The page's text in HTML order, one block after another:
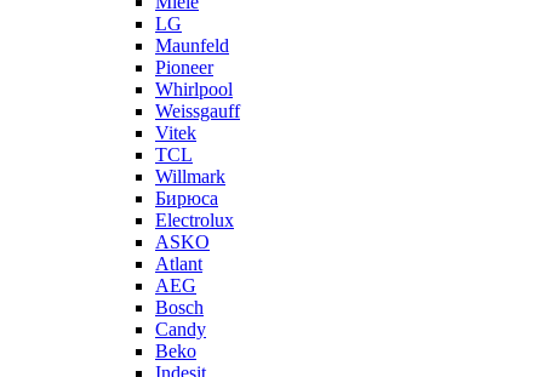
LG
Maunfeld
Pioneer
Whirlpool
Weissgauff
Vitek
TCL
Willmark
Бирюса
Electrolux
ASKO
Atlant
AEG
Bosch
Candy
Beko